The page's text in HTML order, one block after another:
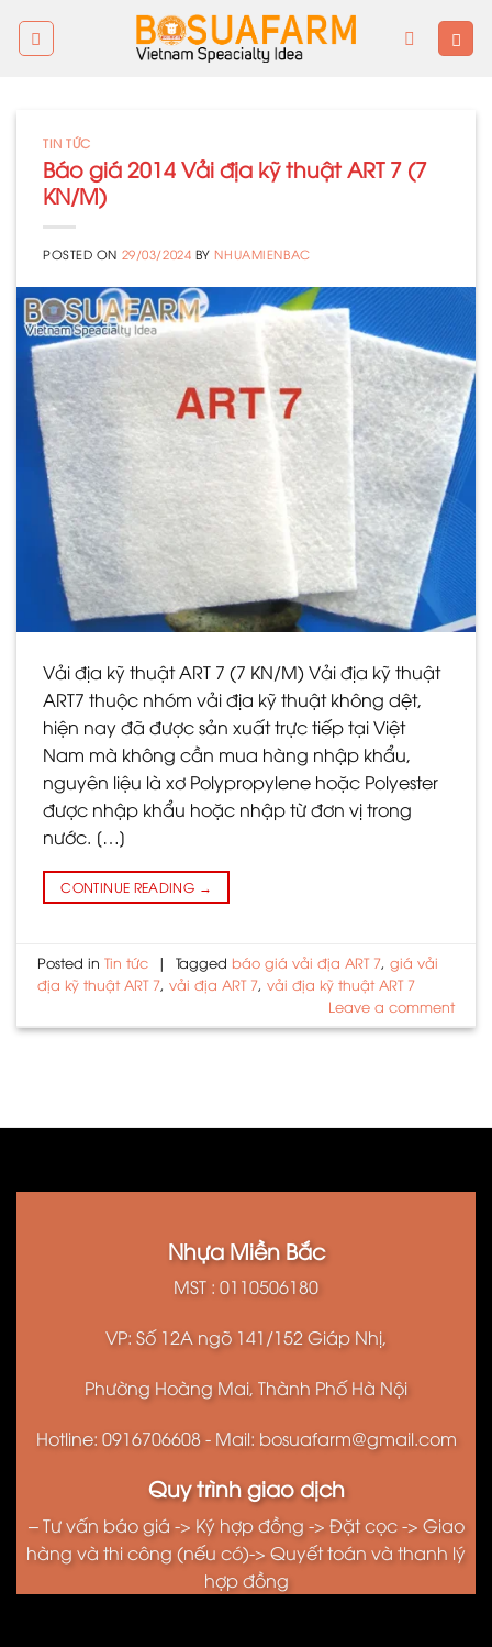
TIN TỨC
Báo giá 2014 Vải địa kỹ thuật ART 7 (7
KN/M)
POSTED ON 29/03/2024 BYNHUAMIENBAC
Vải địa kỹ thuật ART 7 (7 KN/M) Vải địa kỹ thuật
ART7 thuộc nhóm vải địa kỹ thuật không dệt,
hiện nay đã được sản xuất trực tiếp tại Việt
Nam mà không cần mua hàng nhập khẩu,
nguyên liệu là xơ Polypropylene hoặc Polyester
được nhập khẩu hoặc nhập từ đơn vị trong
nước. […]
CONTINUE READING →
Posted inTin tức | Tagged báo giá vải địa ART 7,giá vải
địa kỹ thuật ART 7,vải địa ART 7,vải địa kỹ thuật ART 7
Leave a comment
Nhựa Miền Bắc
MST : 0110506180
VP: Số 12A ngõ 141/152 Giáp Nhị,
Phường Hoàng Mai, Thành Phố Hà Nội
Hotline: 0916706608 - Mail: bosuafarm@gmail.com
Quy trình giao dịch
– Tư vấn báo giá -> Ký hợp đồng -> Đặt cọc -> Giao
hàng và thi công (nếu có)-> Quyết toán và thanh lý
hợp đồng